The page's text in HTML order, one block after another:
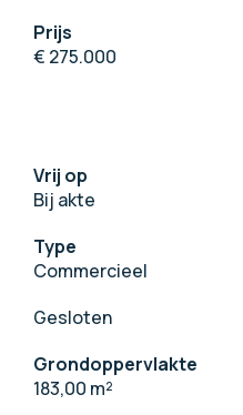
Prijs
€ 275.000
Vrij op
Bij akte
Type
Commercieel
Gesloten
Grondoppervlakte
183,00 m²